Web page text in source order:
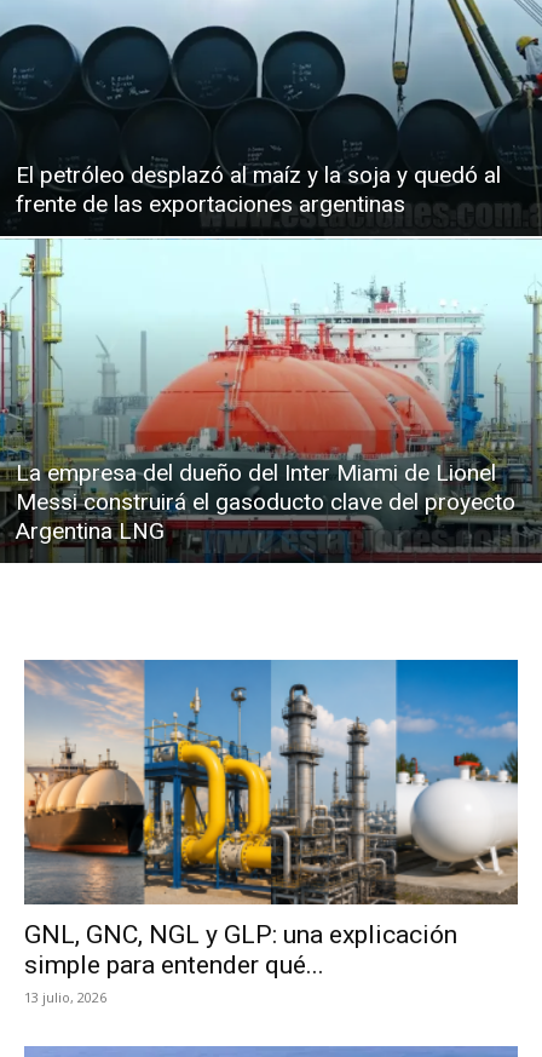
El petróleo desplazó al maíz y la soja y quedó al
frente de las exportaciones argentinas
La empresa del dueño del Inter Miami de Lionel
Messi construirá el gasoducto clave del proyecto
Argentina LNG
GNL, GNC, NGL y GLP: una explicación
simple para entender qué...
13 julio, 2026